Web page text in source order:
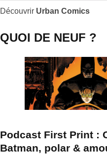
Découvrir Urban Comics
QUOI DE NEUF ?
Podcast First Print :
Batman, polar &